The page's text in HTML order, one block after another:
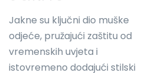
Jakne su ključni dio muške
odjeće, pružajući zaštitu od
vremenskih uvjeta i
istovremeno dodajući stilski